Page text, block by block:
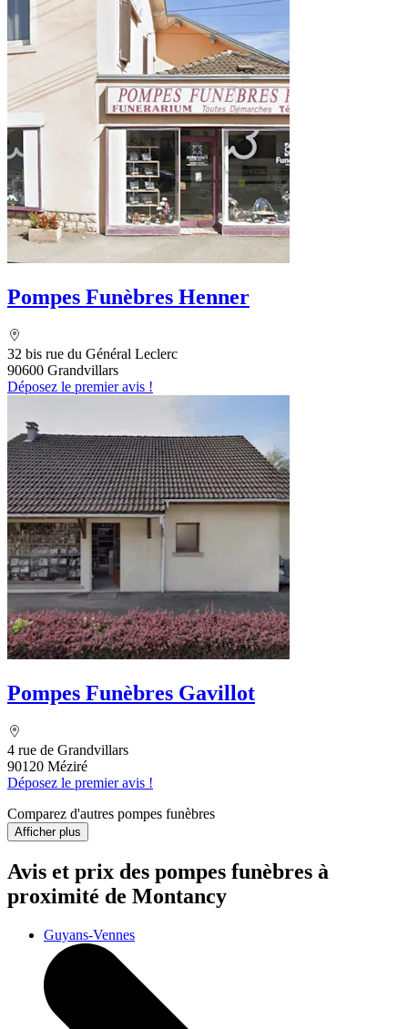
Pompes Funèbres Henner
32 bis rue du Général Leclerc
90600 Grandvillars
Déposez le premier avis !
Pompes Funèbres Gavillot
4 rue de Grandvillars
90120 Méziré
Déposez le premier avis !
Comparez d'autres pompes funèbres
Afficher plus
Avis et prix des pompes funèbres à
proximité de Montancy
Guyans-Vennes